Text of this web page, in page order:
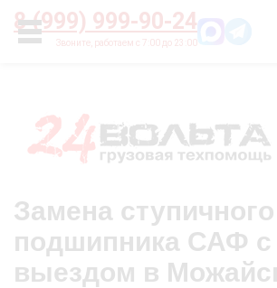
8 (999) 999-90-24
УСЛУГИ
Главная О нас Цены
Замена ступичного
подшипника САФ с
выездом в